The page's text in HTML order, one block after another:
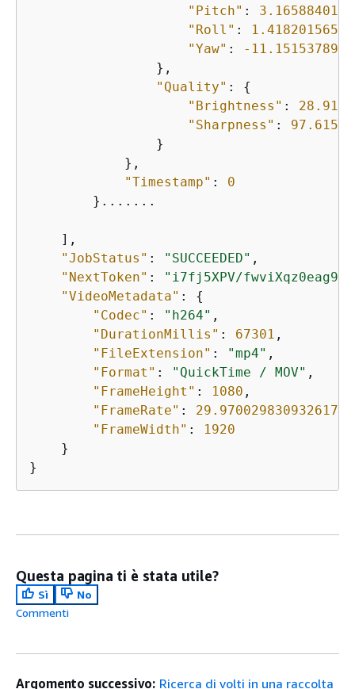
"Pitch" :
"Roll" :
"Yaw" :
-
                },
"Quality" : {
"Brightness" :
"Sharpness" :
                }
            },
"Timestamp" : 0
        }.......
    ],
"JobStatus" : "SUCCEEDED" ,
"NextToken" :
"i7fj5XPV/
"VideoMetadata" : {
"Codec" : "h264" ,
"DurationMillis" : 67301 ,
"FileExtension" : "mp4" ,
"Format" : "QuickTime / MOV" ,
"FrameHeight" : 1080 ,
"FrameRate" : 29.970029830932617
"FrameWidth" :
1920
    }
}
Questa pagina ti è stata utile?
Sì
No
Commenti
Argomento successivo: Ricerca di volti in una raccolta